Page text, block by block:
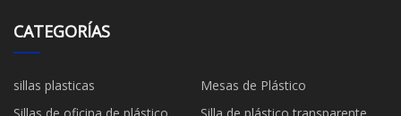
CATEGORÍAS
sillas plasticas
Mesas de Plástico